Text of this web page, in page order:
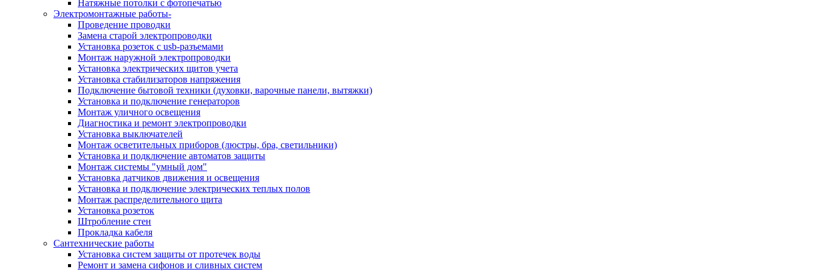
Натяжные потолки с фотопечатью
Электромонтажные работы-
Проведение проводки
Замена старой электропроводки
Установка розеток с usb-разъемами
Монтаж наружной электропроводки
Установка электрических щитов учета
Установка стабилизаторов напряжения
Подключение бытовой техники (духовки, варочные панели, вытяжки)
Установка и подключение генераторов
Монтаж уличного освещения
Диагностика и ремонт электропроводки
Установка выключателей
Монтаж осветительных приборов (люстры, бра, светильники)
Установка и подключение автоматов защиты
Монтаж системы "умный дом"
Установка датчиков движения и освещения
Установка и подключение электрических теплых полов
Монтаж распределительного щита
Установка розеток
Штробление стен
Прокладка кабеля
Сантехнические работы
Установка систем защиты от протечек воды
Ремонт и замена сифонов и сливных систем